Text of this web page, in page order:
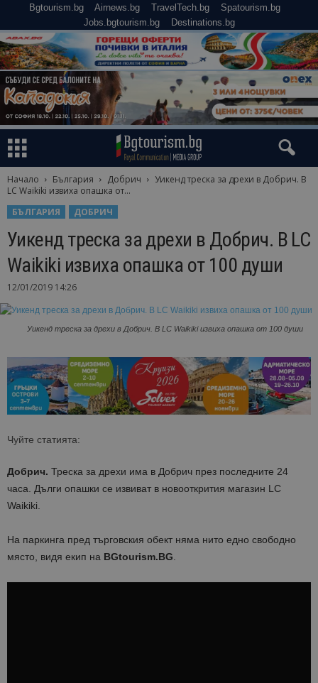
Bgtourism.bg Airnews.bg TravelTech.bg
Spatourism.bg
Jobs.bgtourism.bg
Destinations.bg
Начало България Добрич
Уикенд треска за дрехи в Добрич. В
LC Waikiki извиха опашка от...
БЪЛГАРИЯ
ДОБРИЧ
Уикенд треска за дрехи в Добрич. В LC
Waikiki извиха опашка от 100 души
12/01/2019 14:26
Уикенд треска за дрехи в Добрич. В LC Waikiki извиха опашка от 100 души
Чуйте статията:
Добрич. Треска за дрехи има в Добрич през последните 24
часа. Дълги опашки се извиват в новооткрития магазин LC
Waikiki.
На паркинга пред търговския обект няма нито едно свободно
място, видя екип на BGtourism.BG.